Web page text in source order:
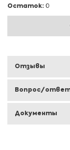
Остаток: 0
Отзывы
Вопрос/
Документы